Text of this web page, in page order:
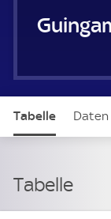
Tabelle Daten
Tabelle